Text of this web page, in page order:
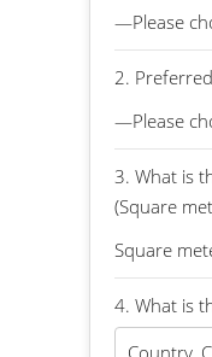
2.
3. What is
(Square
4. What is